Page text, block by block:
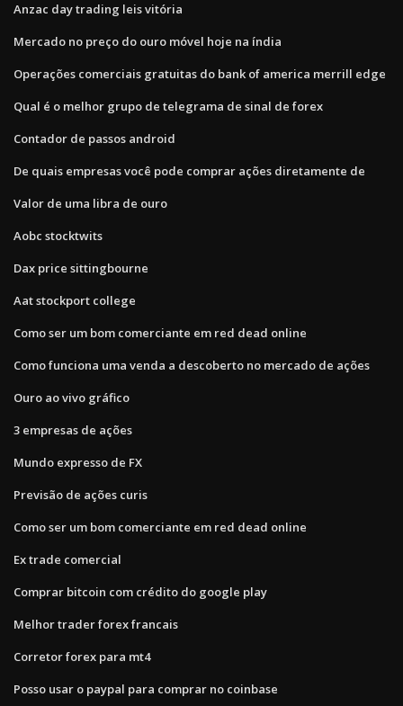
Anzac day trading leis vitória
Mercado no preço do ouro móvel hoje na índia
Operações comerciais gratuitas do bank of america merrill edge
Qual é o melhor grupo de telegrama de sinal de forex
Contador de passos android
De quais empresas você pode comprar ações diretamente de
Valor de uma libra de ouro
Aobc stocktwits
Dax price sittingbourne
Aat stockport college
Como ser um bom comerciante em red dead online
Como funciona uma venda a descoberto no mercado de ações
Ouro ao vivo gráfico
3 empresas de ações
Mundo expresso de FX
Previsão de ações curis
Como ser um bom comerciante em red dead online
Ex trade comercial
Comprar bitcoin com crédito do google play
Melhor trader forex francais
Corretor forex para mt4
Posso usar o paypal para comprar no coinbase